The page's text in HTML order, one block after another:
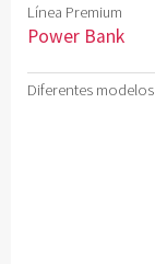
Línea Premium
Power Bank
Diferentes modelos